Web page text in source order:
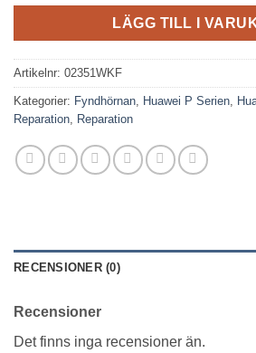
var:
1,299 kr.
är:
899 kr.
LÄGG TILL I
Artikelnr: 02351WKF
Kategorier: Fyndhörnan, Huawei P Serien,
Reparation, Reparation
RECENSIONER (0)
Recensioner
Det finns inga recensioner än.